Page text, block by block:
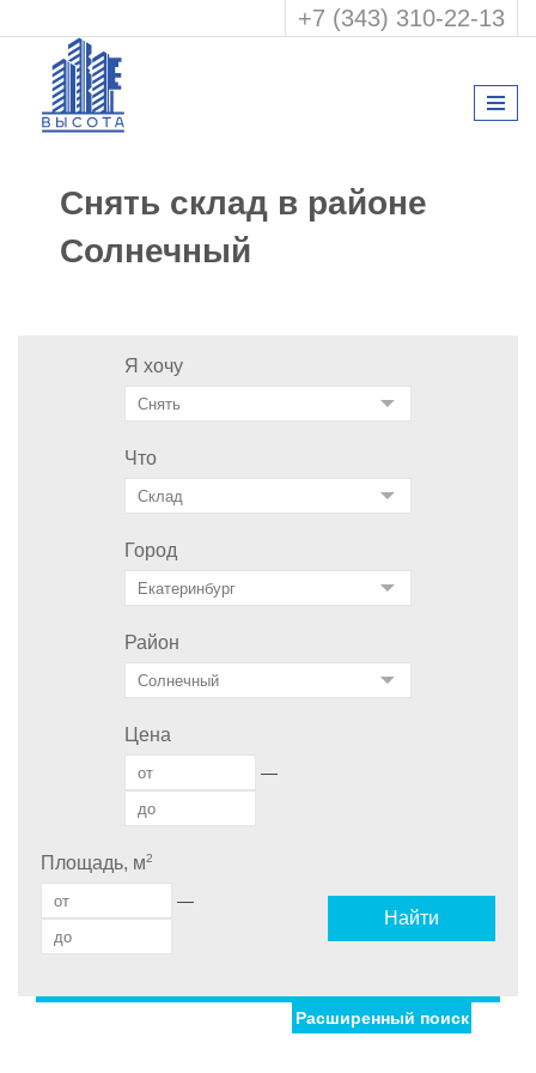
+7 (343) 310-22-13
Снять склад в районе
Солнечный
Я хочу
Что
Город
Район
Цена
—
Площадь, м2
—
Найти
Дом С фото
Расширенный поиск